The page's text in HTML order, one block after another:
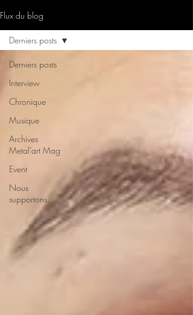
Flux du blog
Derniers posts
Interview
Chronique
Musique
Archives
Metal’art Mag
Event
Nous
supportons…
Derniers posts